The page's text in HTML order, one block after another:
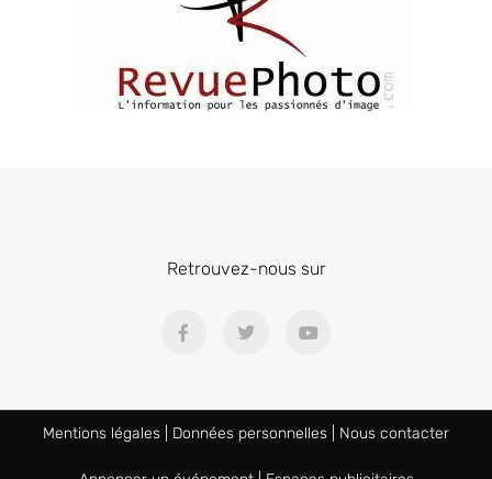
Retrouvez-nous sur
Mentions légales Données personnelles Nous contacter